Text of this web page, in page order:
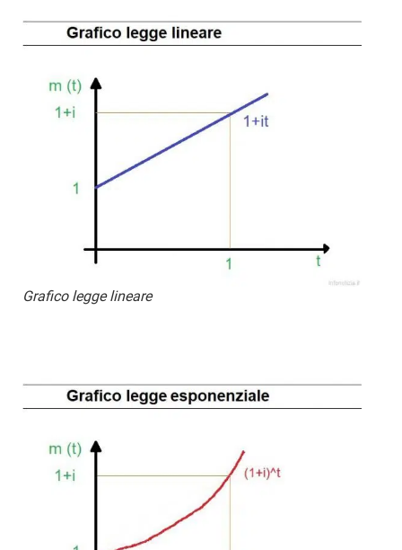
Grafico legge lineare